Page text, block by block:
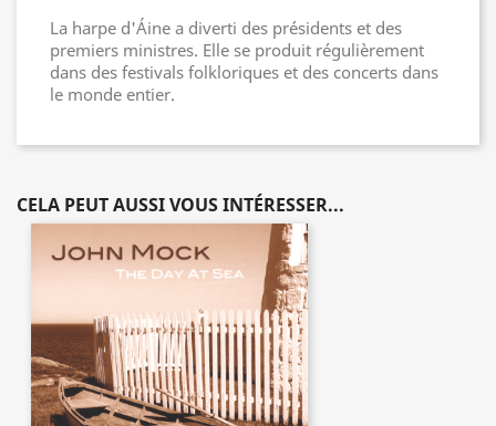
La harpe d'Áine a diverti des présidents et des
premiers ministres. Elle se produit régulièrement
dans des festivals folkloriques et des concerts dans
le monde entier.
CELA PEUT AUSSI VOUS INTÉRESSER...